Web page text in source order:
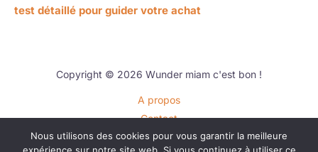
test détaillé pour guider votre achat
Copyright © 2026 Wunder miam c'est bon !
A propos
Contact
Plan du site
Nous utilisons des cookies pour vous garantir la meilleure